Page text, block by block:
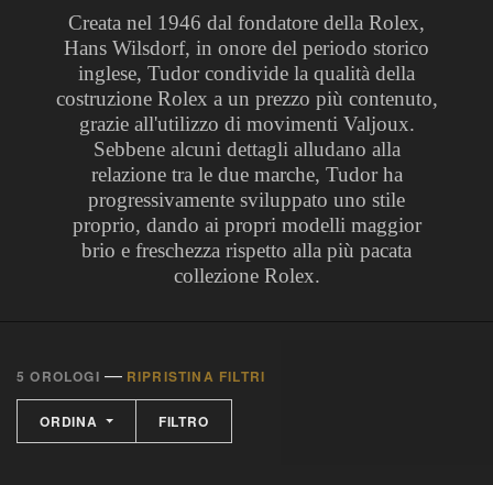
Creata nel 1946 dal fondatore della Rolex,
Hans Wilsdorf, in onore del periodo storico
inglese, Tudor condivide la qualità della
costruzione Rolex a un prezzo più contenuto,
grazie all'utilizzo di movimenti Valjoux.
Sebbene alcuni dettagli alludano alla
relazione tra le due marche, Tudor ha
progressivamente sviluppato uno stile
proprio, dando ai propri modelli maggior
brio e freschezza rispetto alla più pacata
collezione Rolex.
5 OROLOGI — RIPRISTINA FILTRI
ORDINA FILTRO